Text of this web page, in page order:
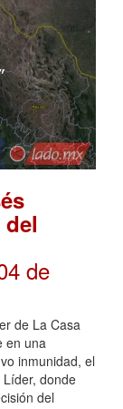
del
de
de La Casa
en una
inmunidad, el
donde
del